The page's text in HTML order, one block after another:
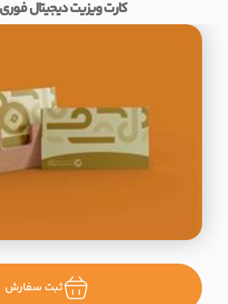
کارت ویزیت دیجیتال
ثبت سفارش